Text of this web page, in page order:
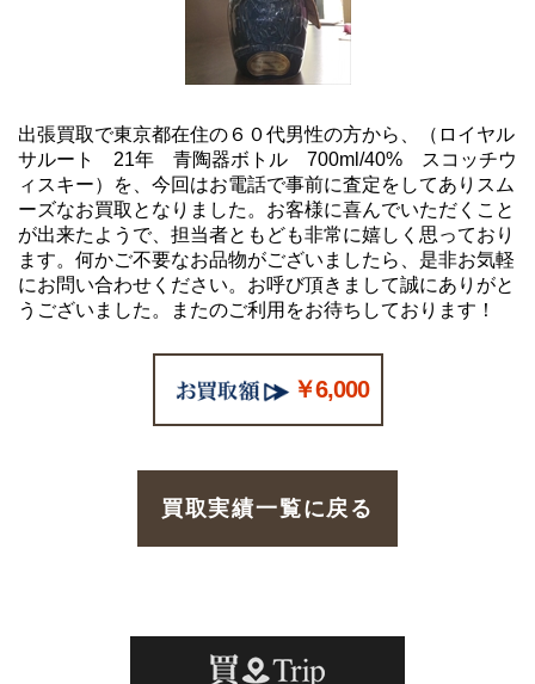
出張買取で東京都在住の６０代男性の方から、（ロイヤル
サルート 21年 青陶器ボトル 700ml/40% スコッチウ
ィスキー）を、今回はお電話で事前に査定をしてありスム
ーズなお買取となりました。お客様に喜んでいただくこと
が出来たようで、担当者ともども非常に嬉しく思っており
ます。何かご不要なお品物がございましたら、是非お気軽
にお問い合わせください。お呼び頂きまして誠にありがと
うございました。またのご利用をお待ちしております！
￥6,000
買取実績一覧に戻る